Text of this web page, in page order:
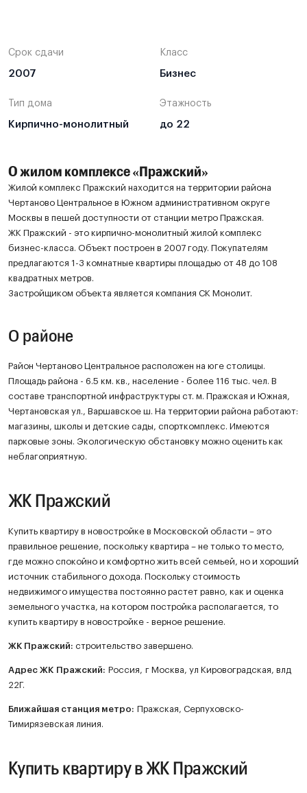
Срок сдачи
2007
Класс
Бизнес
Тип дома
Кирпично-монолитный
Этажность
до 22
О жилом комплексе «Пражский»
Жилой комплекс Пражский находится на территории района
Чертаново Центральное в Южном административном округе
Москвы в пешей доступности от станции метро Пражская.
ЖК Пражский - это кирпично-монолитный жилой комплекс
бизнес-класса. Объект построен в 2007 году. Покупателям
предлагаются 1-3 комнатные квартиры площадью от 48 до 108
квадратных метров.
Застройщиком объекта является компания СК Монолит.
О районе
Район Чертаново Центральное расположен на юге столицы.
Площадь района - 6.5 км. кв., население - более 116 тыс. чел. В
составе транспортной инфраструктуры ст. м. Пражская и Южная,
Чертановская ул., Варшавское ш. На территории района работают:
магазины, школы и детские сады, спорткомплекс. Имеются
парковые зоны. Экологическую обстановку можно оценить как
неблагоприятную.
ЖК Пражский
Купить квартиру в новостройке в Московской области – это
правильное решение, поскольку квартира – не только то место,
где можно спокойно и комфортно жить всей семьей, но и хороший
источник стабильного дохода. Поскольку стоимость
недвижимого имущества постоянно растет равно, как и оценка
земельного участка, на котором постройка располагается, то
купить квартиру в новостройке - верное решение.
ЖК Пражский: строительство завершено.
Адрес ЖК Пражский: Россия, г Москва, ул Кировоградская, влд
22Г.
Ближайшая станция метро: Пражская, Серпуховско-
Тимирязевская линия.
Купить квартиру в ЖК Пражский